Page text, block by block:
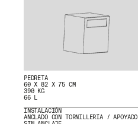
PEDRETA
60 X 82 X 75 CM
390 KG
66 L
INSTALACIÓN
ANCLADO CON TORNILLERÍA / APOYADO